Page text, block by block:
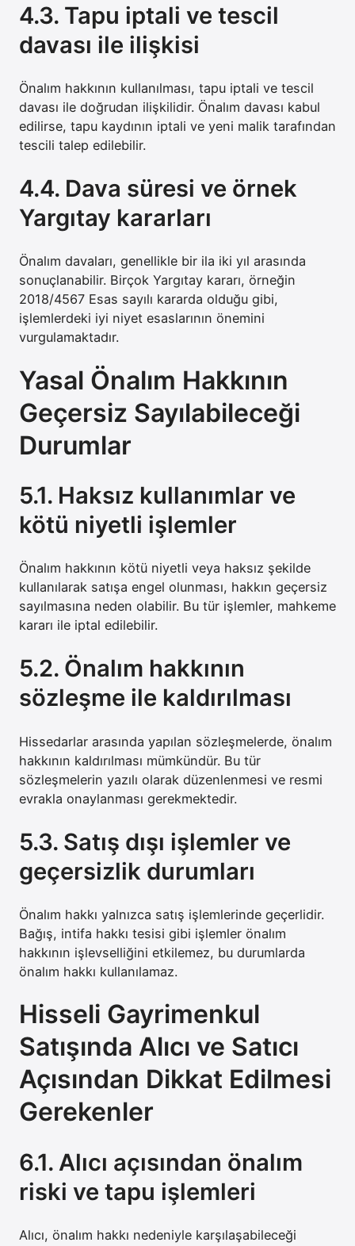
4.3. Tapu iptali ve tescil
davası ile ilişkisi
Önalım hakkının kullanılması, tapu iptali ve tescil
davası ile doğrudan ilişkilidir. Önalım davası kabul
edilirse, tapu kaydının iptali ve yeni malik tarafından
tescili talep edilebilir.
4.4. Dava süresi ve örnek
Yargıtay kararları
Önalım davaları, genellikle bir ila iki yıl arasında
sonuçlanabilir. Birçok Yargıtay kararı, örneğin
2018/4567 Esas sayılı kararda olduğu gibi,
işlemlerdeki iyi niyet esaslarının önemini
vurgulamaktadır.
Yasal Önalım Hakkının
Geçersiz Sayılabileceği
Durumlar
5.1. Haksız kullanımlar ve
kötü niyetli işlemler
Önalım hakkının kötü niyetli veya haksız şekilde
kullanılarak satışa engel olunması, hakkın geçersiz
sayılmasına neden olabilir. Bu tür işlemler, mahkeme
kararı ile iptal edilebilir.
5.2. Önalım hakkının
sözleşme ile kaldırılması
Hissedarlar arasında yapılan sözleşmelerde, önalım
hakkının kaldırılması mümkündür. Bu tür
sözleşmelerin yazılı olarak düzenlenmesi ve resmi
evrakla onaylanması gerekmektedir.
5.3. Satış dışı işlemler ve
geçersizlik durumları
Önalım hakkı yalnızca satış işlemlerinde geçerlidir.
Bağış, intifa hakkı tesisi gibi işlemler önalım
hakkının işlevselliğini etkilemez, bu durumlarda
önalım hakkı kullanılamaz.
Hisseli Gayrimenkul
Satışında Alıcı ve Satıcı
Açısından Dikkat Edilmesi
Gerekenler
6.1. Alıcı açısından önalım
riski ve tapu işlemleri
Alıcı, önalım hakkı nedeniyle karşılaşabileceği